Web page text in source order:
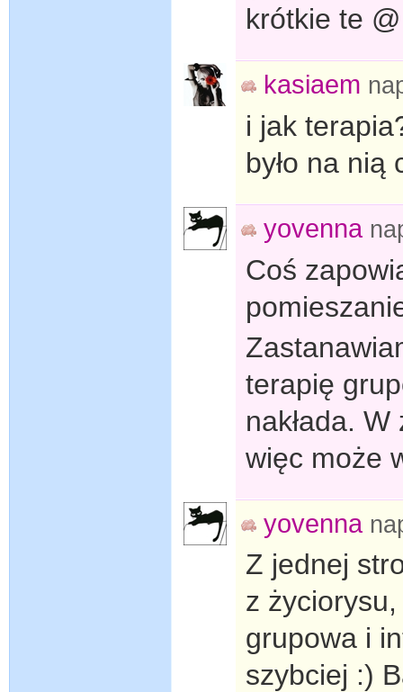
krótkie te @
kasiaem
i jak
było na nią
yovenna
Coś
terapię
nakłada. W
więc może
yovenna
Z jednej
z
grupowa i
szybciej :)